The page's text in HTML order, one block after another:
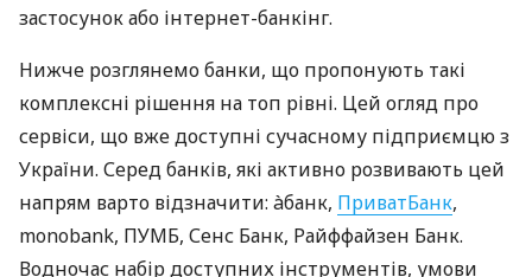
застосунок або інтернет-банкінг.
Нижче розглянемо банки, що пропонують такі
комплексні рішення на топ рівні. Цей огляд про
сервіси, що вже доступні сучасному підприємцю з
України. Серед банків, які активно розвивають цей
напрям варто відзначити: àбанк, ПриватБанк,
monobank, ПУМБ, Сенс Банк, Райффайзен Банк.
Водночас набір доступних інструментів, умови